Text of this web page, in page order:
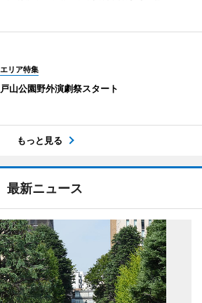
エリア特集
戸山公園野外演劇祭スタート
もっと見る
最新ニュース